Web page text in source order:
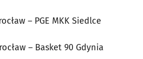
– PGE MKK Siedlce
– Basket 90 Gdynia